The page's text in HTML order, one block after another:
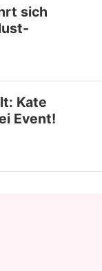
sich
Kate
Event!